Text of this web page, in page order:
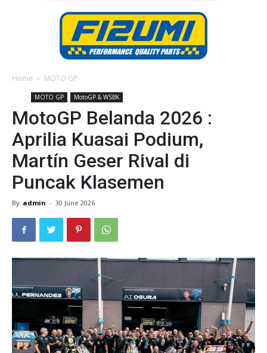
Home MOTO GP
MOTO GP MotoGP & WSBK
MotoGP Belanda 2026 :
Aprilia Kuasai Podium,
Martín Geser Rival di
Puncak Klasemen
By admin - 30 June 2026